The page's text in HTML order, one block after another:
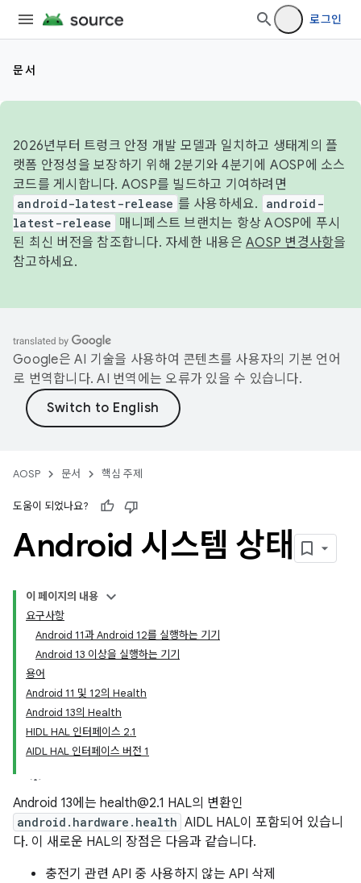
로그인
문서
2026년부터 트렁크 안정 개발 모델과 일치하고 생태계의 플
랫폼 안정성을 보장하기 위해 2분기와 4분기에 AOSP에 소스
코드를 게시합니다. AOSP를 빌드하고 기여하려면
android-latest-release 를 사용하세요.
android-
latest-release
매니페스트 브랜치는 항상 AOSP에 푸시
된 최신 버전을 참조합니다. 자세한 내용은 AOSP 변경사항을
참고하세요.
Google은 AI 기술을 사용하여 콘텐츠를 사용자의 기본 언어
로 번역합니다. AI 번역에는 오류가 있을 수 있습니다.
AOSP 문서 핵심 주제
도움이 되었나요?
Android 시스템 상태
이 페이지의 내용
요구사항
Android 11과 Android 12를 실행하는 기기
Android 13 이상을 실행하는 기기
용어
Android 11 및 12의 Health
Android 13의 Health
HIDL HAL 인터페이스 2.1
AIDL HAL 인터페이스 버전 1
Android 13에는 health@2.1 HAL의 변환인
android.hardware.health AIDL HAL이 포함되어 있습니
다. 이 새로운 HAL의 장점은 다음과 같습니다.
충전기 관련 API 중 사용하지 않는 API 삭제